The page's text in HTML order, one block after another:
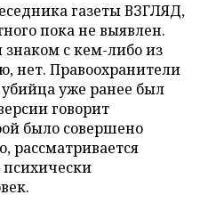
газеты ВЗГЛЯД,
пока не выявлен.
с кем-либо из
нет. Правоохранители
уже ранее был
говорит
было совершено
рассматривается
психически